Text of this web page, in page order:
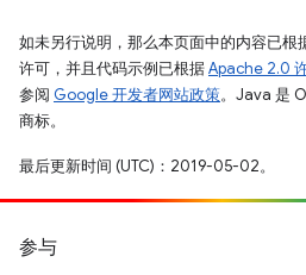
如未另行说明，那么本页面中的内容已根
许可，并且代码示例已根据Apache 2.0
参阅 Google 开发者网站政策。Java 是
商标。
最后更新时间 (UTC)：2019-05-02。
参与